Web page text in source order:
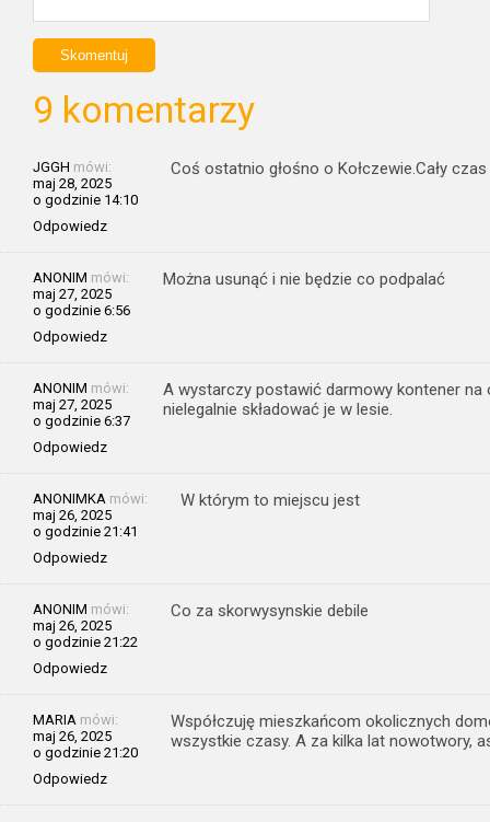
9 komentarzy
JGGH mówi:
maj 28, 2025
o godzinie 14:10
Odpowiedz
Coś ostatnio głośno o Kołczewie.Cały
ANONIM mówi:
maj 27, 2025
o godzinie 6:56
Odpowiedz
Można usunąć i nie będzie co podpalać
ANONIM mówi:
maj 27, 2025
o godzinie 6:37
Odpowiedz
A wystarczy postawić darmowy kontener na
nielegalnie składować je w lesie.
ANONIMKA mówi:
maj 26, 2025
o godzinie 21:41
Odpowiedz
W którym to miejscu jest
ANONIM mówi:
maj 26, 2025
o godzinie 21:22
Odpowiedz
Co za skorwysynskie debile
MARIA mówi:
maj 26, 2025
o godzinie 21:20
Odpowiedz
Współczuję mieszkańcom okolicznych
wszystkie czasy. A za kilka lat nowotwory,